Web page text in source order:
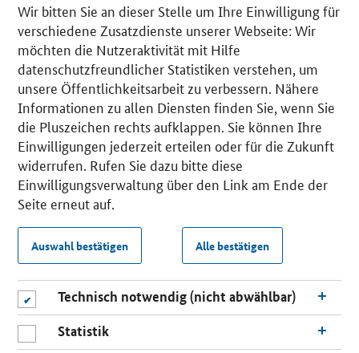
Wir bitten Sie an dieser Stelle um Ihre Einwilligung für
verschiedene Zusatzdienste unserer Webseite: Wir
möchten die Nutzeraktivität mit Hilfe
datenschutzfreundlicher Statistiken verstehen, um
unsere Öffentlichkeitsarbeit zu verbessern. Nähere
Informationen zu allen Diensten finden Sie, wenn Sie
die Pluszeichen rechts aufklappen. Sie können Ihre
Einwilligungen jederzeit erteilen oder für die Zukunft
widerrufen. Rufen Sie dazu bitte diese
Einwilligungsverwaltung über den Link am Ende der
Seite erneut auf.
Auswahl bestätigen Alle bestätigen
Technisch notwendig (nicht abwählbar)
Statistik